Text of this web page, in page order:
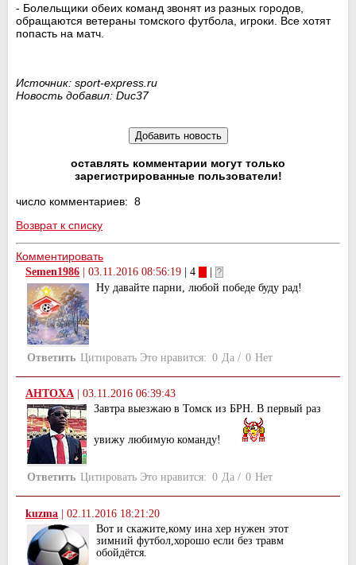
- Болельщики обеих команд звонят из разных городов,
обращаются ветераны томского футбола, игроки. Все хотят
попасть на матч.
Источник: sport-express.ru
Новость добавил: Duc37
оставлять комментарии могут только
зарегистрированные пользователи!
число комментариев: 8
Возврат к списку
Комментировать
Semen1986 | 03.11.2016 08:56:19 | 4
|
Ну давайте парни, любой победе буду рад!
Ответить Цитировать Это нравится: 0 Да / 0 Нет
AHTOXA
03.11.2016 06:39:43
Завтра выезжаю в Томск из БРН. В первый раз
увижу любимую команду!
Ответить Цитировать Это нравится: 0 Да / 0 Нет
kuzma
02.11.2016 18:21:20
Вот и скажите,кому ина хер нужен этот
зимний футбол,хорошо если без травм
обойдётся.